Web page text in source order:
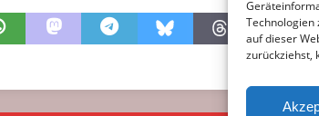
Technologien
auf dieser
zurückziehst,